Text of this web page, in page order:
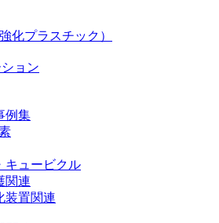
化プラスチック）
ョン
例集
キュービクル
関連
装置関連